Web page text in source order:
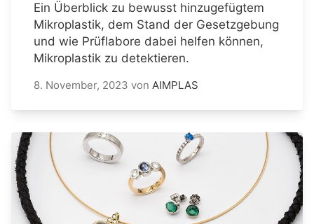
Ein Überblick zu bewusst hinzugefügtem
Mikroplastik, dem Stand der Gesetzgebung
und wie Prüflabore dabei helfen können,
Mikroplastik zu detektieren.
8. November, 2023 von AIMPLAS